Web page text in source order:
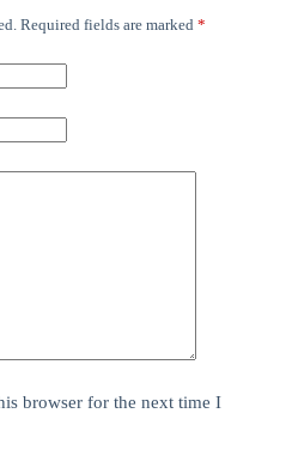
Required fields are marked *
browser for the next time I